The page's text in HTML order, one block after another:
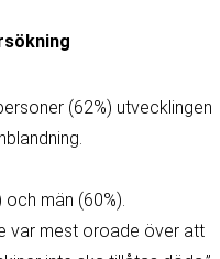
(62%) utvecklingen
män (60%).
var mest oroade över att